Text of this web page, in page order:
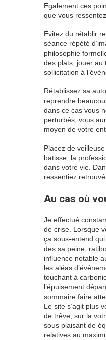
Également ces
que vous ressentez.
Évitez du rétablir
séance répété
philosophie
des plats, jouer au
sollicitation à
Rétablissez sa
reprendre
dans ce cas vous
perturbés, vous
moyen de votre
Placez de
batisse, la
dans votre vie.
ressentiez
Au cas où
Je effectué
de crise. Lorsque
ça sous-entend
des sa peine,
influence notable
les aléas
touchant à
l’épuisement
sommaire faire
Le site s’agit plus
de trêve, sur la
sous plaisant de
relatives au